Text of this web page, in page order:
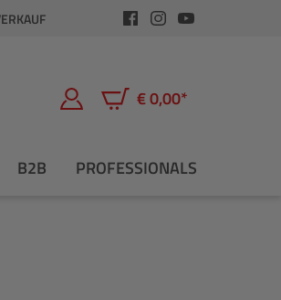
€ 0,00*
Warenkorb enthält 0
B2B PROFESSIONALS